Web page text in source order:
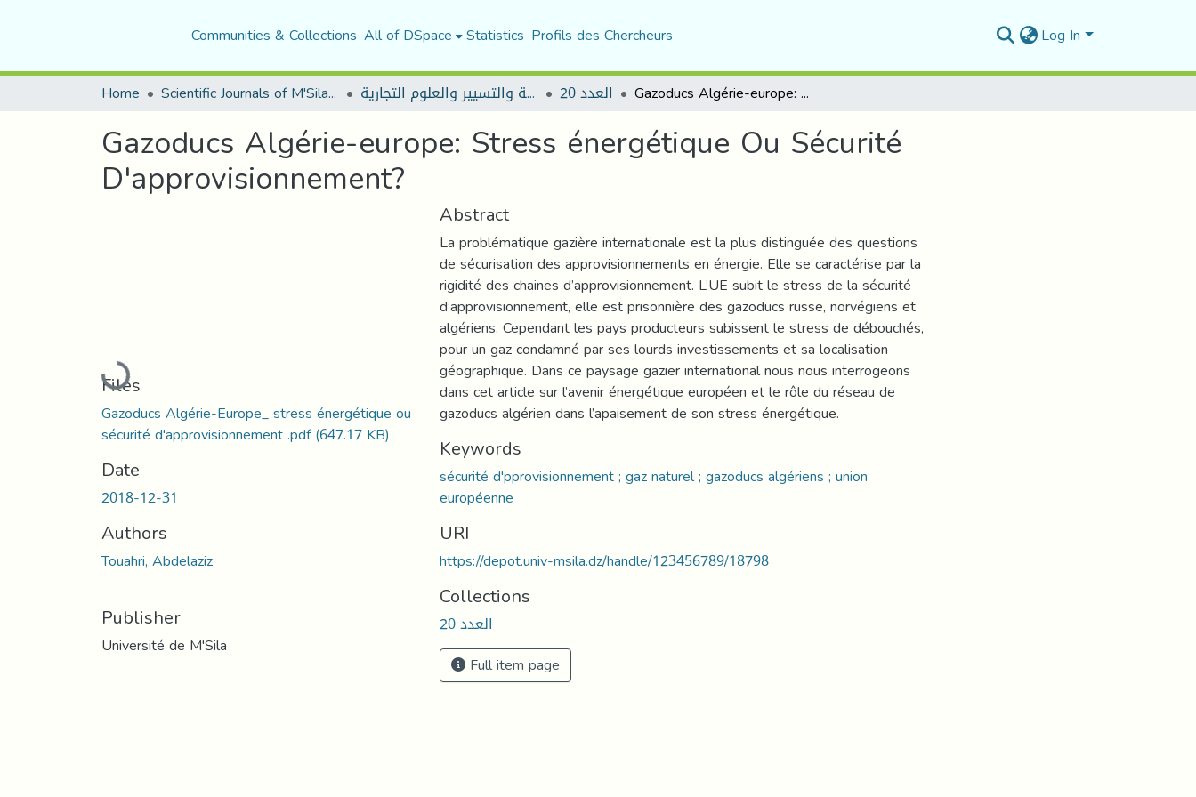
Communities & Collections All of DSpace Statistics Profils des Chercheurs Log In
Home Scientific Journals of M'Sila University مجلة العلوم الاقتصادية والتسيير والعلوم التجارية العدد 20 Gazoducs Algérie-europe: Stress énergétique Ou Sécurité D'approvisionnement?
Gazoducs Algérie-europe: Stress énergétique Ou Sécurité
D'approvisionnement?
Loading...
Files
Gazoducs Algérie-Europe_ stress énergétique ou
sécurité d'approvisionnement .pdf(647.17 KB)
Date
2018-12-31
Authors
Touahri, Abdelaziz
Publisher
Université de M'Sila
Abstract
La problématique gazière internationale est la plus distinguée des questions
de sécurisation des approvisionnements en énergie. Elle se caractérise par la
rigidité des chaines d’approvisionnement. L’UE subit le stress de la sécurité
d’approvisionnement, elle est prisonnière des gazoducs russe, norvégiens et
algériens. Cependant les pays producteurs subissent le stress de débouchés,
pour un gaz condamné par ses lourds investissements et sa localisation
géographique. Dans ce paysage gazier international nous nous interrogeons
dans cet article sur l’avenir énergétique européen et le rôle du réseau de
gazoducs algérien dans l’apaisement de son stress énergétique.
Keywords
sécurité d'pprovisionnement ; gaz naturel ; gazoducs algériens ; union
européenne
URI
https://depot.univ-msila.dz/handle/123456789/18798
Collections
العدد 20
Full item page